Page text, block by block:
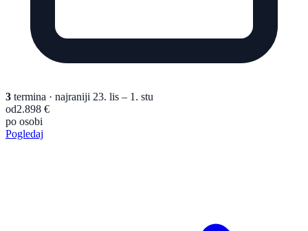
3 termina · najraniji 23. lis – 1. stu
od2.898 €
po osobi
Pogledaj